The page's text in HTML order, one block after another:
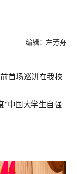
编辑：左芳舟
首场巡讲在我校
“中国大学生自强